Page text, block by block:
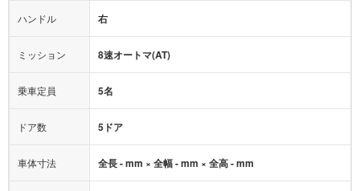
ヒルディセントコントロール
オートマチックハイビーム
ハンドル 右
ミッション 8速オートマ(AT)
乗車定員 5名
ドア数 5ドア
車体寸法 全長 - mm × 全幅 - mm × 全高 - mm